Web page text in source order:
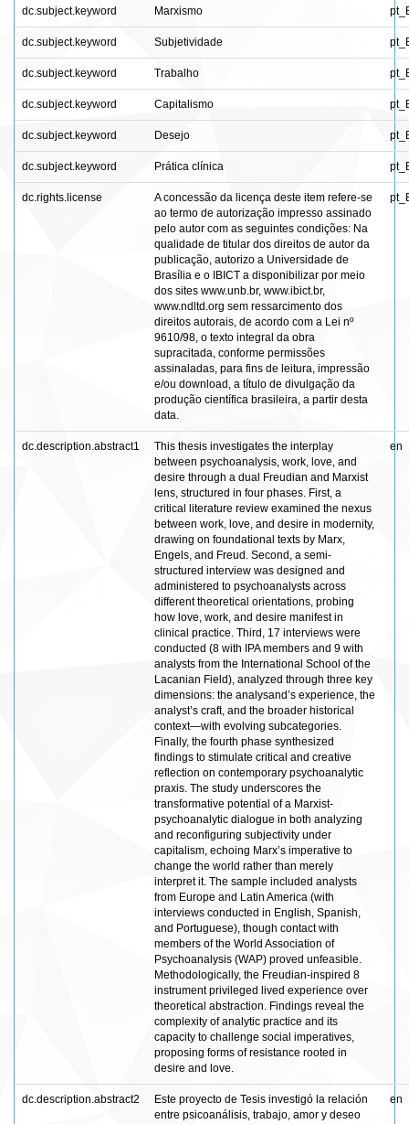
dc.subject.keyword Marxismo
dc.subject.keyword Subjetividade
dc.subject.keyword Trabalho
dc.subject.keyword Capitalismo
dc.subject.keyword Desejo
dc.subject.keyword Prática clínica
dc.rights.license
A concessão da licença deste item refere-se
ao termo de autorização impresso assinado
pelo autor com as seguintes condições: Na
qualidade de titular dos direitos de autor da
publicação, autorizo a Universidade de
Brasília e o IBICT a disponibilizar por meio
dos sites www.unb.br, www.ibict.br,
www.ndltd.org sem ressarcimento dos
direitos autorais, de acordo com a Lei nº
9610/98, o texto integral da obra
supracitada, conforme permissões
assinaladas, para fins de leitura, impressão
e/ou download, a título de divulgação da
produção científica brasileira, a partir desta
data.
dc.description.abstract1
This thesis investigates the interplay
between psychoanalysis, work, love, and
desire through a dual Freudian and Marxist
lens, structured in four phases. First, a
critical literature review examined the nexus
between work, love, and desire in modernity,
drawing on foundational texts by Marx,
Engels, and Freud. Second, a semi-
structured interview was designed and
administered to psychoanalysts across
different theoretical orientations, probing
how love, work, and desire manifest in
clinical practice. Third, 17 interviews were
conducted (8 with IPA members and 9 with
analysts from the International School of the
Lacanian Field), analyzed through three key
dimensions: the analysand’s experience, the
analyst’s craft, and the broader historical
context—with evolving subcategories.
Finally, the fourth phase synthesized
findings to stimulate critical and creative
reflection on contemporary psychoanalytic
praxis. The study underscores the
transformative potential of a Marxist-
psychoanalytic dialogue in both analyzing
and reconfiguring subjectivity under
capitalism, echoing Marx’s imperative to
change the world rather than merely
interpret it. The sample included analysts
from Europe and Latin America (with
interviews conducted in English, Spanish,
and Portuguese), though contact with
members of the World Association of
Psychoanalysis (WAP) proved unfeasible.
Methodologically, the Freudian-inspired 8
instrument privileged lived experience over
theoretical abstraction. Findings reveal the
complexity of analytic practice and its
capacity to challenge social imperatives,
proposing forms of resistance rooted in
desire and love.
en
dc.description.abstract2
Este proyecto de Tesis investigó la relación
entre psicoanálisis, trabajo, amor y deseo
en